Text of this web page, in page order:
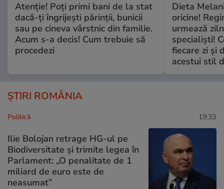
Atenție! Poți primi bani de la stat
dacă-ți îngrijești părinții, bunicii
sau pe cineva vârstnic din familie.
Acum s-a decis! Cum trebuie să
procedezi
Dieta
oricine!
urmează
specialiști!
fiecare zi și
acestui stil
ȘTIRI ROMÂNIA
Politică 19:33
Ilie Bolojan retrage HG-ul pe
Biodiversitate și trimite legea în
Parlament: „O penalitate de 1
miliard de euro este de
neasumat”